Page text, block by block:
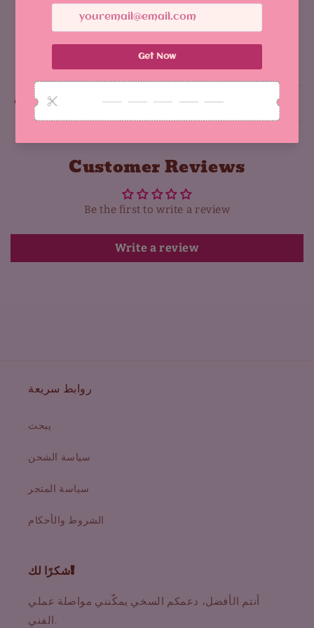
Vibrant design with durable, glossy sticker
Why You'll Love It:
Customer Reviews
Be the first to write a review
Write a review
روابط سريعة
يبحث
سياسة الشحن
سياسة المتجر
الشروط والأحكام
شكرًا لك!
أنتم الأفضل، دعمكم السخي يمكّنني مواصلة عملي
الفني.